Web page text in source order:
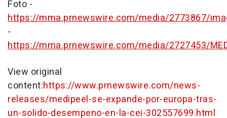
Foto -
https://mma.prnewswire.com/media/2773867/
-
https://mma.prnewswire.com/media/2727453/
View original
content:https://www.prnewswire.com/news-
releases/medipeel-se-expande-por-europa-tras-
un-solido-desempeno-en-la-cei-302557699.html